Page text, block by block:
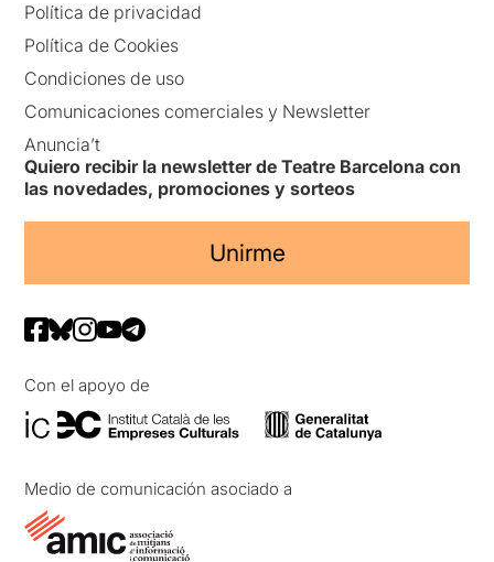
Política de privacidad
Política de Cookies
Condiciones de uso
Comunicaciones comerciales y Newsletter
Anuncia’t
Quiero recibir la newsletter de Teatre Barcelona con
las novedades, promociones y sorteos
Unirme
Con el apoyo de
Medio de comunicación asociado a